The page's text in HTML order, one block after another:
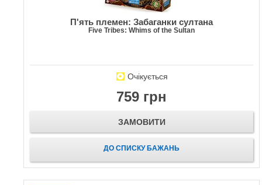
П'ять племен: Забаганки султана
Five Tribes: Whims of the Sultan
Очікується
759 грн
ЗАМОВИТИ
ДО СПИСКУ БАЖАНЬ